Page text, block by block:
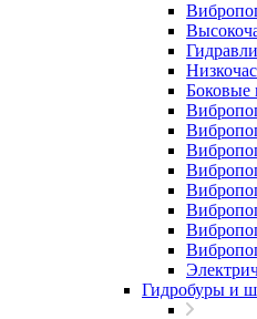
Боковые
Гидробуры и